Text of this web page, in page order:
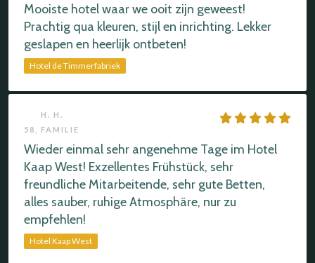
Mooiste hotel waar we ooit zijn geweest!
Prachtig qua kleuren, stijl en inrichting. Lekker
geslapen en heerlijk ontbeten!
Hotel de Timmerfabriek
H. H.
58,
FAMILIE
Wieder einmal sehr angenehme Tage im Hotel
Kaap West! Exzellentes Frühstück, sehr
freundliche Mitarbeitende, sehr gute Betten,
alles sauber, ruhige Atmosphäre, nur zu
empfehlen!
Hotel Kaap West